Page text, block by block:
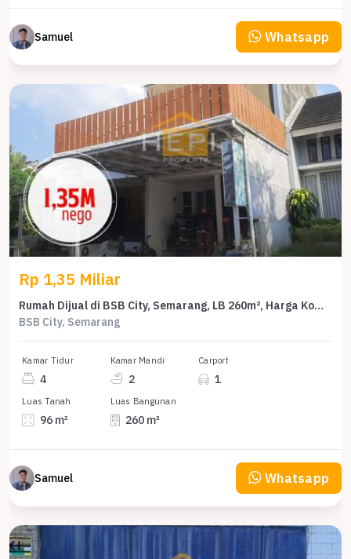
Samuel Whatsapp
Rp 1,35 Miliar
Rumah Dijual di BSB City, Semarang, LB 260m², Harga Kompetitif!
BSB City, Semarang
Kamar Tidur
4
Kamar Mandi
2
Carport
1
Luas Tanah
96 m²
Luas Bangunan
260 m²
Samuel Whatsapp